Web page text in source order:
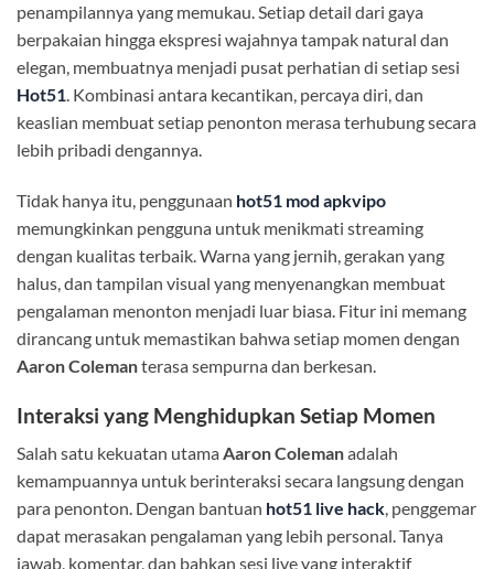
penampilannya yang memukau. Setiap detail dari gaya
berpakaian hingga ekspresi wajahnya tampak natural dan
elegan, membuatnya menjadi pusat perhatian di setiap sesi
Hot51. Kombinasi antara kecantikan, percaya diri, dan
keaslian membuat setiap penonton merasa terhubung secara
lebih pribadi dengannya.
Tidak hanya itu, penggunaan hot51 mod apkvipo
memungkinkan pengguna untuk menikmati streaming
dengan kualitas terbaik. Warna yang jernih, gerakan yang
halus, dan tampilan visual yang menyenangkan membuat
pengalaman menonton menjadi luar biasa. Fitur ini memang
dirancang untuk memastikan bahwa setiap momen dengan
Aaron Colemanterasa sempurna dan berkesan.
Interaksi yang Menghidupkan Setiap Momen
Salah satu kekuatan utamaAaron Colemanadalah
kemampuannya untuk berinteraksi secara langsung dengan
para penonton. Dengan bantuan hot51 live hack, penggemar
dapat merasakan pengalaman yang lebih personal. Tanya
jawab, komentar, dan bahkan sesi live yang interaktif